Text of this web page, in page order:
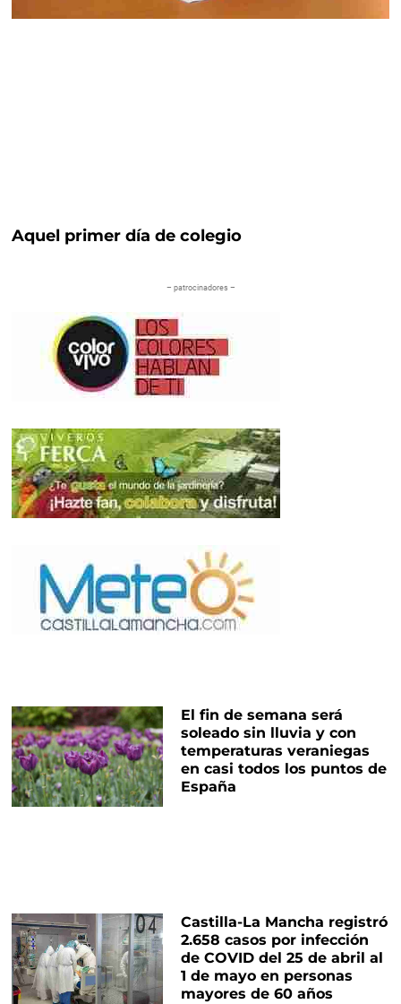
Aquel primer día de colegio
– patrocinadores –
El fin de semana será
soleado sin lluvia y con
temperaturas veraniegas
en casi todos los puntos de
España
Castilla-La Mancha registró
2.658 casos por infección
de COVID del 25 de abril al
1 de mayo en personas
mayores de 60 años